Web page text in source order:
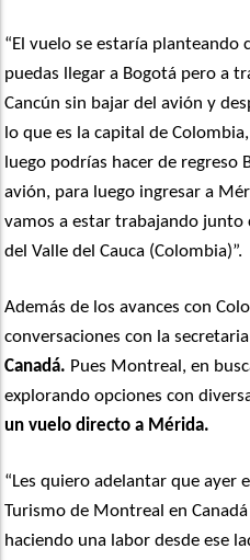
“El vuelo se estaría planteando
puedas llegar a Bogotá pero a
Cancún sin bajar del avión y
lo que es la capital de
luego podrías hacer de regreso
avión, para luego ingresar a
vamos a estar trabajando junto
del Valle del Cauca (Colombia)”.
Además de los avances con
conversaciones con la
Canadá. Pues Montreal, en
explorando opciones con
un vuelo directo a Mérida.
“Les quiero adelantar que ayer
Turismo de Montreal en
haciendo una labor desde ese